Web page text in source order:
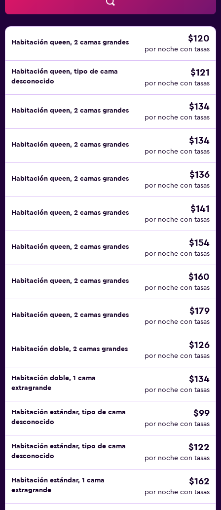
Habitación queen, 2 camas grandes $120
por noche con tasas
Habitación queen, tipo de cama
desconocido
$121
por noche con tasas
Habitación queen, 2 camas grandes $134
por noche con tasas
Habitación queen, 2 camas grandes $134
por noche con tasas
Habitación queen, 2 camas grandes $136
por noche con tasas
Habitación queen, 2 camas grandes $141
por noche con tasas
Habitación queen, 2 camas grandes $154
por noche con tasas
Habitación queen, 2 camas grandes $160
por noche con tasas
Habitación queen, 2 camas grandes $179
por noche con tasas
Habitación doble, 2 camas grandes $126
por noche con tasas
Habitación doble, 1 cama
extragrande
$134
por noche con tasas
Habitación estándar, tipo de cama
desconocido
$99
por noche con tasas
Habitación estándar, tipo de cama
desconocido
$122
por noche con tasas
Habitación estándar, 1 cama
extragrande
$162
por noche con tasas